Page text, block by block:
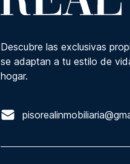
Descubre las exclusivas
se adaptan a tu estilo de
hogar.